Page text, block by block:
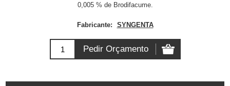
0,005 % de Brodifacume.
Fabricante: SYNGENTA